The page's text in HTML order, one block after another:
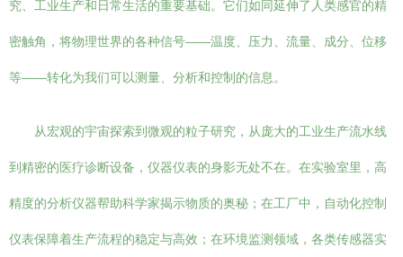
究、工业生产和日常生活的重要基础。它们如同延伸了人类感官的精
密触角，将物理世界的各种信号——温度、压力、流量、成分、位移
等——转化为我们可以测量、分析和控制的信息。
从宏观的宇宙探索到微观的粒子研究，从庞大的工业生产流水线
到精密的医疗诊断设备，仪器仪表的身影无处不在。在实验室里，高
精度的分析仪器帮助科学家揭示物质的奥秘；在工厂中，自动化控制
仪表保障着生产流程的稳定与高效；在环境监测领域，各类传感器实